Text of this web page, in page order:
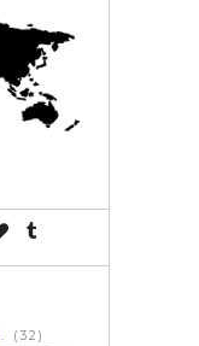
(32)